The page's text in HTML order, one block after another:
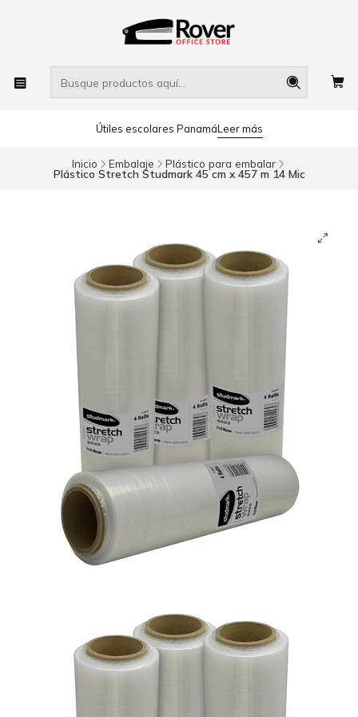
Útiles escolares PanamáLeer más
Inicio Embalaje Plástico para embalar
Plástico Stretch Studmark 45 cm x 457 m 14 Mic